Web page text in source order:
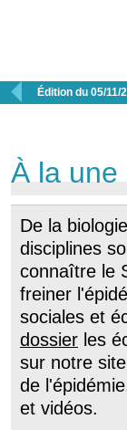
 Édition du 05/11/
À la une
De la
disciplines
connaître le
freiner
sociales et
dossier les
sur notre
de
et vidéos.